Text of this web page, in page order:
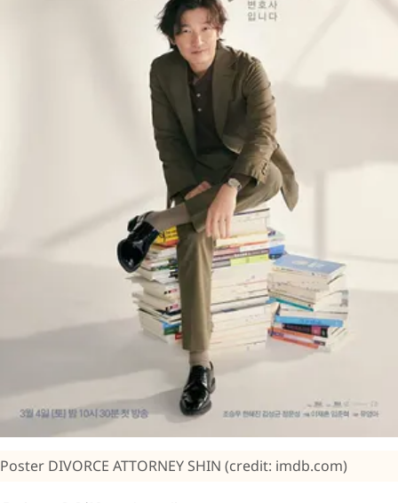
Poster DIVORCE ATTORNEY SHIN (credit: imdb.com)